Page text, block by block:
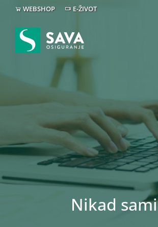
WEBSHOP E-ŽIVOT
Nikad sami